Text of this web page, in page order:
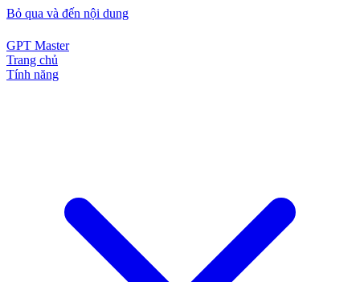
Bỏ qua và đến nội dung
GPT Master
Trang chủ
Tính năng